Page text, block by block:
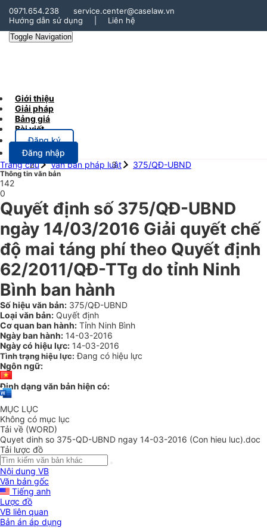
0971.654.238
service.center@caselaw.vn
Hướng dẫn sử dụng
Liên hệ
Toggle Navigation
Giới thiệu
Giải pháp
Bảng giá
Bài viết
Đăng ký
Đăng nhập
Trang chủ
Văn bản pháp luật 375/QĐ-UBND
Thông tin văn bản
142
0
Quyết định số 375/QĐ-UBND
ngày 14/03/2016 Giải quyết chế
độ mai táng phí theo Quyết định
62/2011/QĐ-TTg do tỉnh Ninh
Bình ban hành
Số hiệu văn bản: 375/QĐ-UBND
Loại văn bản: Quyết định
Cơ quan ban hành: Tỉnh Ninh Bình
Ngày ban hành: 14-03-2016
Ngày có hiệu lực: 14-03-2016
Tình trạng hiệu lực: Đang có hiệu lực
Ngôn ngữ:
Định dạng văn bản hiện có:
MỤC LỤC
Không có mục lục
Tải về (WORD)
Quyet dinh so 375-QD-UBND ngay 14-03-2016 (Con hieu luc).doc
Tải lược đồ
Nội dung VB
Văn bản gốc
Tiếng anh
Lược đồ
VB liên quan
Bản án áp dụng